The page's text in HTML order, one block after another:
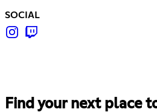
SOCIAL
Find your next place